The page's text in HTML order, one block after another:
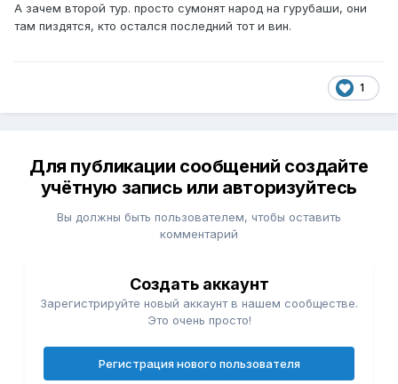
А зачем второй тур. просто сумонят народ на гурубаши, они
там пиздятся, кто остался последний тот и вин.
1
Для публикации сообщений создайте
учётную запись или авторизуйтесь
Вы должны быть пользователем, чтобы оставить
комментарий
Создать аккаунт
Зарегистрируйте новый аккаунт в нашем сообществе.
Это очень просто!
Регистрация нового пользователя